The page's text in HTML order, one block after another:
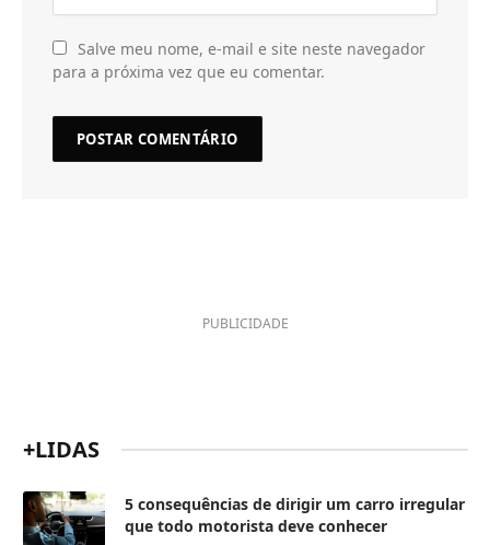
Salve meu nome, e-mail e site neste navegador
para a próxima vez que eu comentar.
PUBLICIDADE
+LIDAS
5 consequências de dirigir um carro irregular
que todo motorista deve conhecer